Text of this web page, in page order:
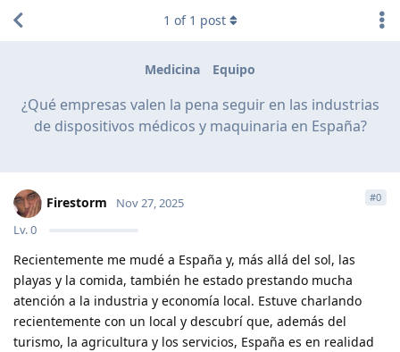
Medicina Equipo
¿Qué empresas valen la pena seguir en las industrias
de dispositivos médicos y maquinaria en España?
1 of 1 post
Firestorm
Lv.0
Nov 27, 2025 #0
Recientemente me mudé a España y, más allá del sol, las
playas y la comida, también he estado prestando mucha
atención a la industria y economía local. Estuve charlando
recientemente con un local y descubrí que, además del
turismo, la agricultura y los servicios, España es en realidad